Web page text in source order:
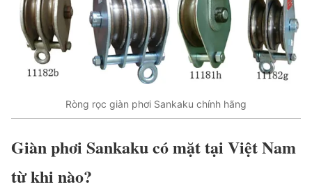
Ròng rọc giàn phơi Sankaku chính hãng
Giàn phơi Sankaku có mặt tại Việt Nam
từ khi nào?